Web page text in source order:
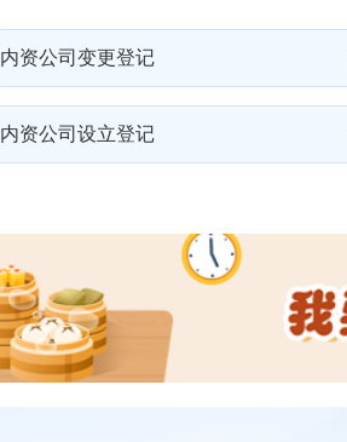
内资公司变更登记
内资公司设立登记